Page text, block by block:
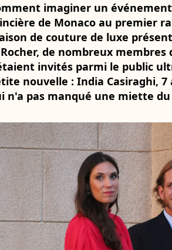
imaginer un
de Monaco au premier
de couture de luxe
de nombreux
invités parmi le public
nouvelle : India Casiraghi, 7
n'a pas manqué une miette